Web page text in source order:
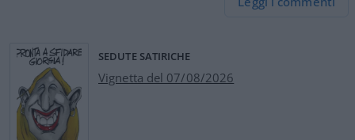
SEDUTE SATIRICHE
Vignetta del 07/08/2026